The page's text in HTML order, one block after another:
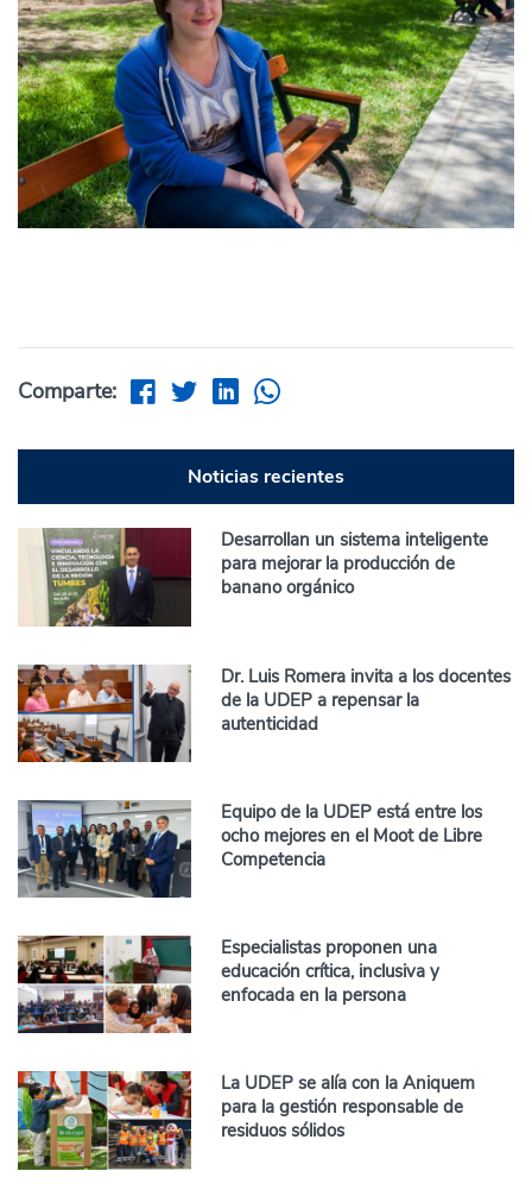
Comparte:
Noticias recientes
Desarrollan un sistema inteligente
para mejorar la producción de
banano orgánico
Dr. Luis Romera invita a los docentes
de la UDEP a repensar la
autenticidad
Equipo de la UDEP está entre los
ocho mejores en el Moot de Libre
Competencia
Especialistas proponen una
educación crítica, inclusiva y
enfocada en la persona
La UDEP se alía con la Aniquem
para la gestión responsable de
residuos sólidos